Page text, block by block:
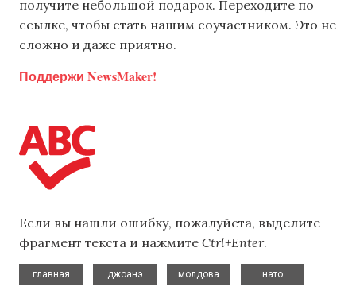
получите небольшой подарок. Переходите по
ссылке, чтобы стать нашим соучастником. Это не
сложно и даже приятно.
Поддержи NewsMaker!
Если вы нашли ошибку, пожалуйста, выделите
фрагмент текста и нажмите Ctrl+Enter.
главная
джоанэ
молдова
нато